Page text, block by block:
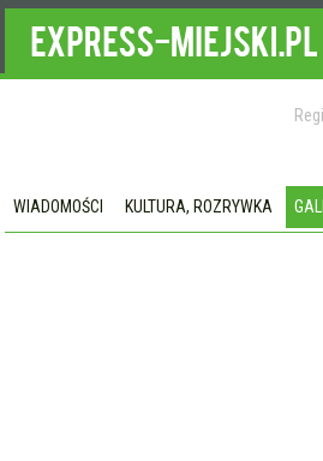
WIADOMOŚCI KULTURA, ROZRYWKA